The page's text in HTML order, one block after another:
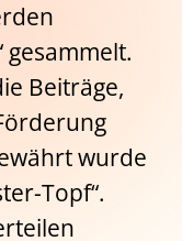
gesammelt.
Beiträge,
wurde
Topf“.